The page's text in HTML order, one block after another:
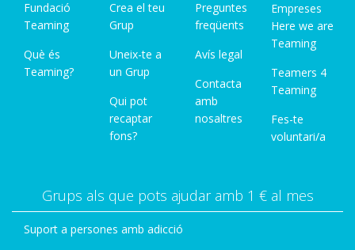
Fundació
Teaming
Què és
Teaming?
Crea el teu
Grup
Uneix-te a
un Grup
Qui pot
recaptar
fons?
Preguntes
freqüents
Avís legal
Contacta
amb
nosaltres
Empreses
Here we are
Teaming
Teamers 4
Teaming
Fes-te
voluntari/a
Grups als que pots ajudar amb 1 € al mes
Suport a persones amb adicció